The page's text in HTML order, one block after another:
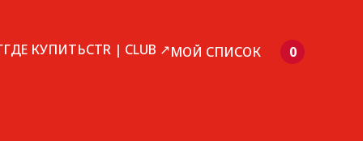
ГДЕ КУПИТЬCTR | CLUB ↗МОЙ СПИСОК 0